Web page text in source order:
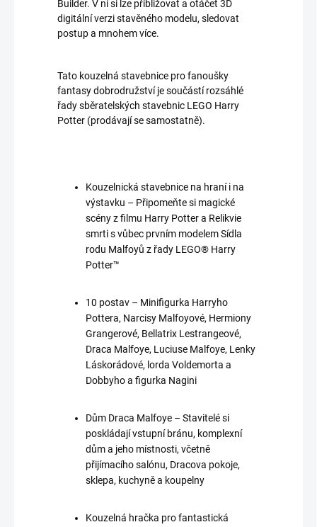
Builder. V ní si lze přibližovat a otáčet 3D
digitální verzi stavěného modelu, sledovat
postup a mnohem více.
Tato kouzelná stavebnice pro fanoušky
fantasy dobrodružství je součástí rozsáhlé
řady sběratelských stavebnic LEGO Harry
Potter (prodávají se samostatně).
Kouzelnická stavebnice na hraní i na
výstavku – Připomeňte si magické
scény z filmu Harry Potter a Relikvie
smrti s vůbec prvním modelem Sídla
rodu Malfoyů z řady LEGO® Harry
Potter™
10 postav – Minifigurka Harryho
Pottera, Narcisy Malfoyové, Hermiony
Grangerové, Bellatrix Lestrangeové,
Draca Malfoye, Luciuse Malfoye, Lenky
Láskorádové, lorda Voldemorta a
Dobbyho a figurka Nagini
Dům Draca Malfoye – Stavitelé si
poskládají vstupní bránu, komplexní
dům a jeho místnosti, včetně
přijímacího salónu, Dracova pokoje,
sklepa, kuchyně a koupelny
Kouzelná hračka pro fantastická